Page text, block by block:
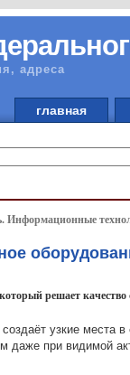
адреса
главная
Информационные
решает качество
узкие места
даже при видимой